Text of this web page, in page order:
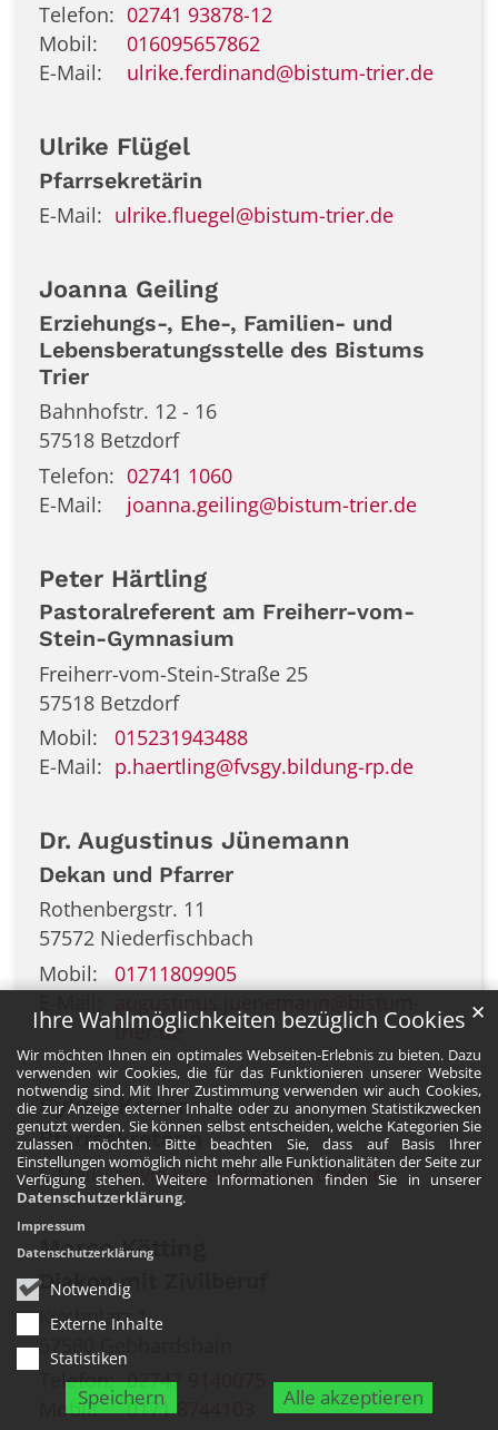
Ihre Wahlmöglichkeiten bezüglich Cookies
Wir möchten Ihnen ein optimales Webseiten-Erlebnis zu bieten. Dazu
verwenden wir Cookies, die für das Funktionieren unserer Website
notwendig sind. Mit Ihrer Zustimmung verwenden wir auch Cookies,
die zur Anzeige externer Inhalte oder zu anonymen Statistikzwecken
genutzt werden. Sie können selbst entscheiden, welche Kategorien Sie
zulassen möchten. Bitte beachten Sie, dass auf Basis Ihrer
Einstellungen womöglich nicht mehr alle Funktionalitäten der Seite zur
Verfügung stehen. Weitere Informationen finden Sie in unserer
Datenschutzerklärung.
Notwendig
Externe Inhalte
Statistiken
Speichern Alle akzeptieren
✕
Impressum
Datenschutzerklärung
Telefon: 02741 93878-12
Mobil:
016095657862
E-Mail:
ulrike.ferdinand@bistum-trier.de
Ulrike Flügel
Pfarrsekretärin
E-Mail: ulrike.fluegel@bistum-trier.de
Joanna Geiling
Erziehungs-, Ehe-, Familien- und
Lebensberatungsstelle des Bistums
Trier
Bahnhofstr. 12 - 16
57518 Betzdorf
Telefon: 02741 1060
E-Mail:
joanna.geiling@bistum-trier.de
Peter Härtling
Pastoralreferent am Freiherr-vom-
Stein-Gymnasium
Freiherr-vom-Stein-Straße 25
57518 Betzdorf
Mobil:
015231943488
E-Mail: p.haertling@fvsgy.bildung-rp.de
Dr. Augustinus Jünemann
Dekan und Pfarrer
Rothenbergstr. 11
57572 Niederfischbach
Mobil:
01711809905
trier.de
SylviaKober
Pfarrsekretärin
E-Mail: sylvia.kober@bistum-trier.de
MarcoKötting
Diakon mit Zivilberuf
Kirchplatz 1
Telefon: 02747 9140075
Mobil:
0171 8744103